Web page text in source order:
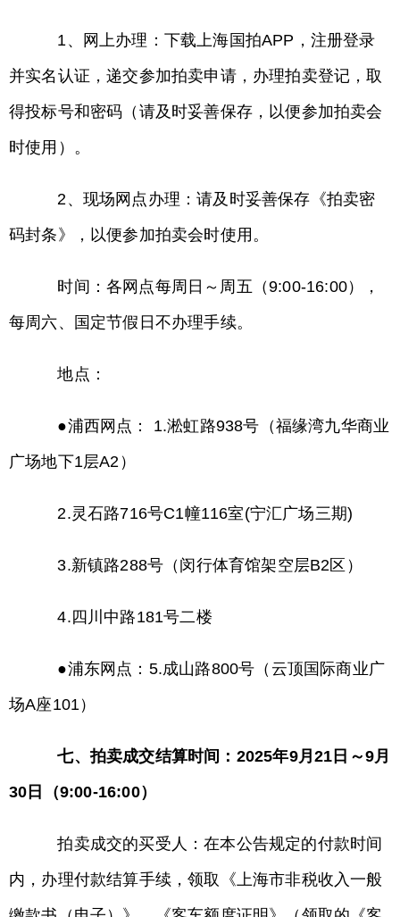
1、网上办理：下载上海国拍APP，注册登录
并实名认证，递交参加拍卖申请，办理拍卖登记，取
得投标号和密码（请及时妥善保存，以便参加拍卖会
时使用）。
2、现场网点办理：请及时妥善保存《拍卖密
码封条》，以便参加拍卖会时使用。
时间：各网点每周日～周五（9:00-16:00），
每周六、国定节假日不办理手续。
地点：
●浦西网点： 1.淞虹路938号（福缘湾九华商业
广场地下1层A2）
2.灵石路716号C1幢116室(宁汇广场三期)
3.新镇路288号（闵行体育馆架空层B2区）
4.四川中路181号二楼
●浦东网点：5.成山路800号（云顶国际商业广
场A座101）
七、拍卖成交结算时间：2025年9月21日～9月
30日（9:00-16:00）
拍卖成交的买受人：在本公告规定的付款时间
内，办理付款结算手续，领取《上海市非税收入一般